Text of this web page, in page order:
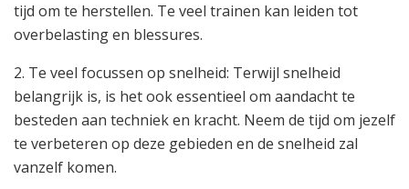
tijd om te herstellen. Te veel trainen kan leiden tot
overbelasting en blessures.
2. Te veel focussen op snelheid: Terwijl snelheid
belangrijk is, is het ook essentieel om aandacht te
besteden aan techniek en kracht. Neem de tijd om jezelf
te verbeteren op deze gebieden en de snelheid zal
vanzelf komen.